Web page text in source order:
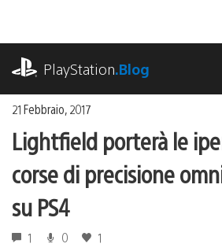
contenuto
PlayStation.Blog
21 Febbraio, 2017
Lightfield porterà le
corse di precisione
su PS4
1 0 1